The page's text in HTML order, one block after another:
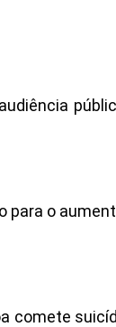
o
comete